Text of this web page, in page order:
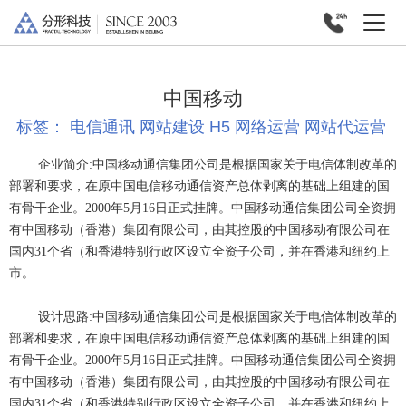
中国移动
标签： 电信通讯 网站建设 H5 网络运营 网站代运营
企业简介:中国移动通信集团公司是根据国家关于电信体制改革的
部署和要求， 在原中国电信移动通信资产总体剥离的基础上组建的国
有骨干企业。2000年5月16日正式挂牌。中国移动通信集团公司全资拥
有中国移动（香港）集团有限公司，由其控股的中国移动有限公司在
国内31个省（和香港特别行政区设立全资子公司，并在香港和纽约上
市。
设计思路:中国移动通信集团公司是根据国家关于电信体制改革的
部署和要求， 在原中国电信移动通信资产总体剥离的基础上组建的国
有骨干企业。2000年5月16日正式挂牌。中国移动通信集团公司全资拥
有中国移动（香港）集团有限公司，由其控股的中国移动有限公司在